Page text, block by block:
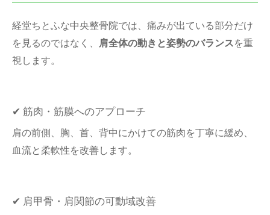
経堂ちとふな中央整骨院では、痛みが出ている部分だけ
を見るのではなく、
肩全体の動きと姿勢のバランスを重
視します。
✔ 筋肉・筋膜へのアプローチ
肩の前側、胸、首、背中にかけての筋肉を丁寧に緩め、
血流と柔軟性を改善します。
✔ 肩甲骨・肩関節の可動域改善